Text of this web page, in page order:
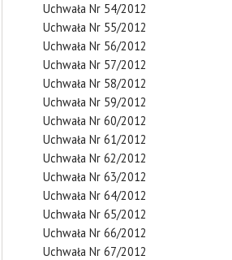
Uchwała Nr 54/2012
Uchwała Nr 55/2012
Uchwała Nr 56/2012
Uchwała Nr 57/2012
Uchwała Nr 58/2012
Uchwała Nr 59/2012
Uchwała Nr 60/2012
Uchwała Nr 61/2012
Uchwała Nr 62/2012
Uchwała Nr 63/2012
Uchwała Nr 64/2012
Uchwała Nr 65/2012
Uchwała Nr 66/2012
Uchwała Nr 67/2012